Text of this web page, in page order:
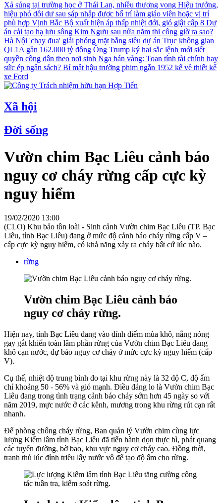
Xả súng tại trường học ở Thái Lan, nhiều thương vong Hiệu trưởng,
hiệu phó dôi dư sau sáp nhập được bố trí làm giáo viên hoặc vị trí
phù hợp Vịnh Bắc Bộ xuất hiện áp thấp nhiệt đới, gió giật cấp 8 Dự
án cải tạo hạ lưu sông Kim Ngưu sau nửa năm thi công giờ ra sao?
Hà Nội 'chạy đua' giải phóng mặt bằng siêu dự án Trục không gian
QL1A gần 162.000 tỷ đồng Ông Trump ký hai sắc lệnh mới siết
quyền công dân theo nơi sinh Nga bán vàng: Toan tính tài chính hay
sức ép ngân sách? Bí mật hậu trường phim ngắn 1952 kể về thiết kế
xe Ford
Xã hội
Đời sống
Vườn chim Bạc Liêu cảnh báo
nguy cơ cháy rừng cấp cực kỳ
nguy hiểm
19/02/2020 13:00
(CLO) Khu bảo tồn loài - Sinh cảnh Vườn chim Bạc Liêu (TP. Bạc
Liêu, tỉnh Bạc Liêu) đang ở mức độ cảnh báo cháy rừng cấp V –
cấp cực kỳ nguy hiểm, có khả năng xảy ra cháy bất cứ lúc nào.
rừng
Vườn chim Bạc Liêu cảnh báo
nguy cơ cháy rừng.
Hiện nay, tỉnh Bạc Liêu đang vào đỉnh điểm mùa khô, nắng nóng
gay gắt khiến toàn lâm phần rừng của Vườn chim Bạc Liêu đang
khô cạn nước, dự báo nguy cơ cháy ở mức cực kỳ nguy hiểm (cấp
V).
Cụ thể, nhiệt độ trung bình đo tại khu rừng này là 32 độ C, độ ẩm
chỉ khoảng 50 - 56% và gió mạnh. Điều đáng lo là Vườn chim Bạc
Liêu đang trong tình trạng cảnh báo cháy sớm hơn 45 ngày so với
năm 2019, mực nước ở các kênh, mương trong khu rừng rút cạn rất
nhanh.
Để phòng chống cháy rừng, Ban quản lý Vườn chim cùng lực
lượng Kiểm lâm tỉnh Bạc Liêu đã tiến hành dọn thực bì, phát quang
các tuyến đường, bờ bao, khu vực nguy cơ cháy cao. Đồng thời,
tranh thủ lúc đỉnh triều lấy nước vô để tạo độ ẩm cho rừng.